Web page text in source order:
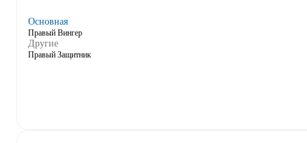
Основная
Правый Вингер
Другие
Правый Защитник